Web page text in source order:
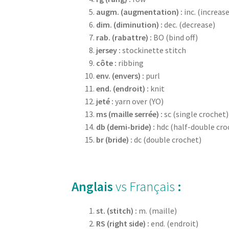
augm. (augmentation) : inc.
dim. (diminution) : dec. (decrease)
rab. (rabattre) : BO (bind off)
jersey : stockinette stitch
côte : ribbing
env. (envers) : purl
end. (endroit) : knit
jeté : yarn over (YO)
ms (maille serrée) : sc (single crochet)
db (demi-bride) : hdc (half-double
br (bride) : dc (double crochet)
Anglaisvs Français :
st. (stitch) : m. (maille)
RS (right side) : end. (endroit)